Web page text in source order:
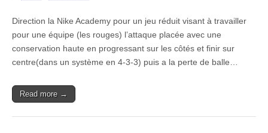
Direction la Nike Academy pour un jeu réduit visant à travailler
pour une équipe (les rouges) l’attaque placée avec une
conservation haute en progressant sur les côtés et finir sur
centre(dans un système en 4-3-3) puis a la perte de balle…
Read more →